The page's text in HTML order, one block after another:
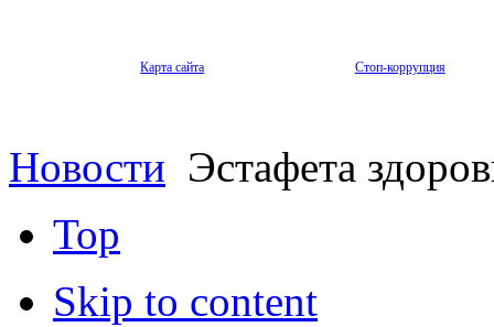
Карта сайта Стоп-коррупция
Новости Эстафета
Top
Skip to content